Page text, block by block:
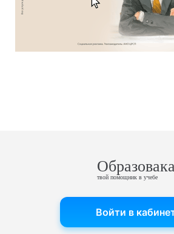
Образовака
твой помощник в учебе
Войти в